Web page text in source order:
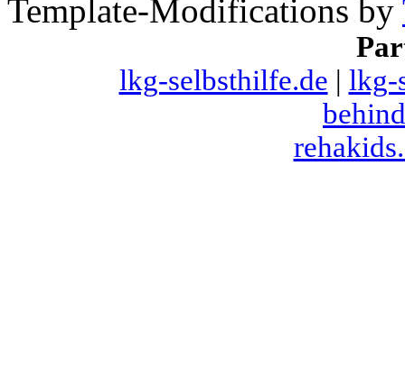
Template-Modifications by
lkg-selbsthilfe.de | lkg-